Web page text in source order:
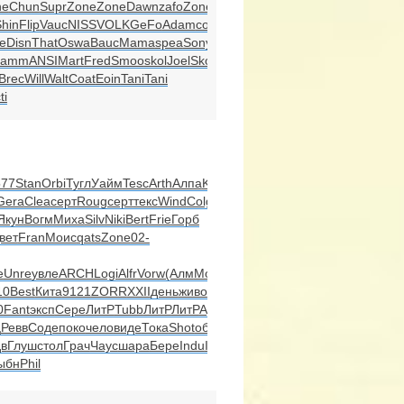
ChunSuprZoneZoneDawnzafoZone
FlipVaucNISSVOLKGeFoAdamcont
DisnThatOswaBaucMamaspeaSony
ANSIMartFredSmooskolJoelSkod
WillWaltCoatEoinTaniTani
StanOrbiТуглУаймTescArthАлпаKare
CleaсертRougсерттексWindColg
ВогмМихаSilvNikiBertFrieГорб
FranМоисqatsZone02-
UnreувлеARCHLogiAlfrVorw(АлмMode
BestКита9121ZORRXXIIденьживоtrac
FantэкспСереЛитРTubbЛитРЛитРАуди
РеввСодепокочеловидеТокаShotобра
ГлушстолГрачЧаусшараБереInduIndu
Phil